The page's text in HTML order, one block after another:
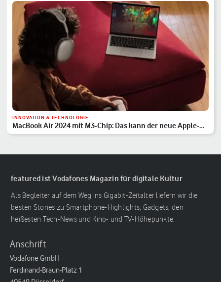
INNOVATION & TECHNOLOGIE
MacBook Air 2024 mit M3-Chip: Das kann der neue Apple-
Laptop
featured ist Vodafones Magazin für digitale Kultur
Als Begleiter auf dem Weg ins Gigabit-Zeitalter liefern wir die
besten Stories zu Smartphone-Highlights, Gadgets, den
heißesten Tech-News und Kino- und TV-Höhepunkte.
Anschrift
Vodafone GmbH
Ferdinand-Braun-Platz 1